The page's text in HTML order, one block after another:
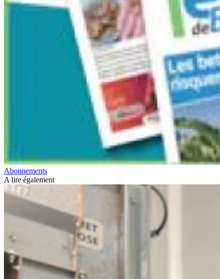
Abonnements
A lire également